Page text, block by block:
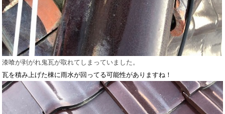
漆喰が剥がれ鬼瓦が取れてしまっていました。
瓦を積み上げた棟に雨水が回ってる可能性がありますね！